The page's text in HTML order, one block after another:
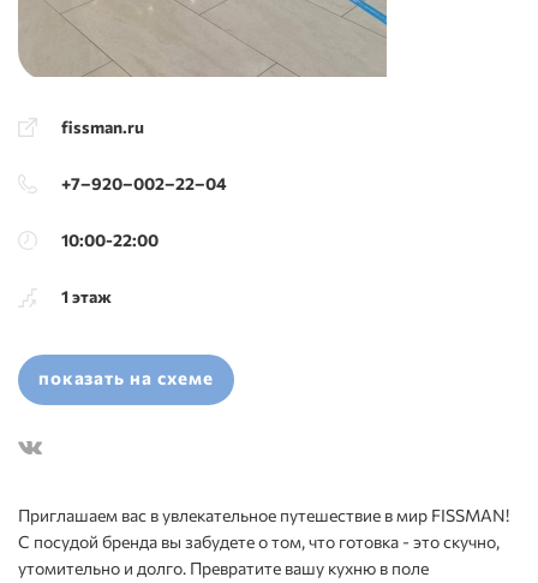
fissman.ru
+7‒920‒002‒22‒04
10:00-22:00
1 этаж
показать на схеме
Приглашаем вас в увлекательное путешествие в мир FISSMAN!
С посудой бренда вы забудете о том, что готовка - это скучно,
утомительно и долго. Превратите вашу кухню в поле